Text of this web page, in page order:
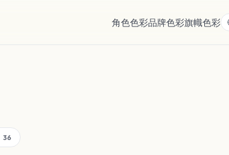
角色色彩品牌色彩旗幟色彩
36